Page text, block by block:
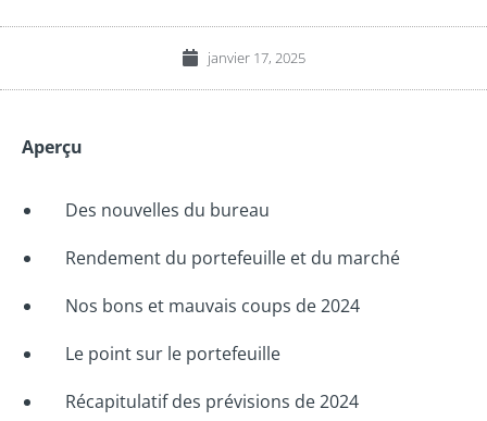
janvier 17, 2025
Aperçu
Des nouvelles du bureau
Rendement du portefeuille et du marché
Nos bons et mauvais coups de 2024
Le point sur le portefeuille
Récapitulatif des prévisions de 2024